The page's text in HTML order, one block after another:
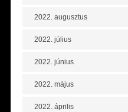
2022. augusztus
2022. július
2022. június
2022. május
2022. április